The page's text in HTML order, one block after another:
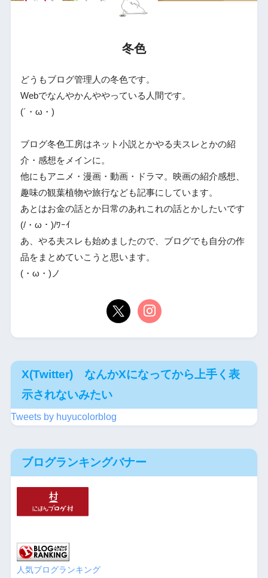
冬色
どうもブログ管理人の冬色です。
Webでなんやかんややっている人間です。
(´・ω・)
ブログ冬色工房はネット小説とかやる夫スレとかの紹
介・感想をメインに。
他にもアニメ・漫画・動画・ドラマ。映画の紹介感想、
趣味の観葉植物や旅行なども記事にしています。
あとはお金の話とか日常のあれこれの話とかしたいです
(/・ω・)/ﾜｰｲ
あ、やる夫スレも始めましたので、ブログでも自分の作
品をまとめていこうと思います。
(・ω・)ノ
X(Twitter) なんかXになってから上手く表
示されないみたい
Tweets by huyucolorblog
ブログランキングバナー
人気ブログランキング